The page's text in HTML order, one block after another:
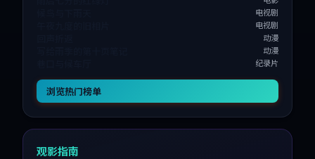
电视剧
电视剧
动漫
动漫
纪录片
浏览热门榜单
观影指南